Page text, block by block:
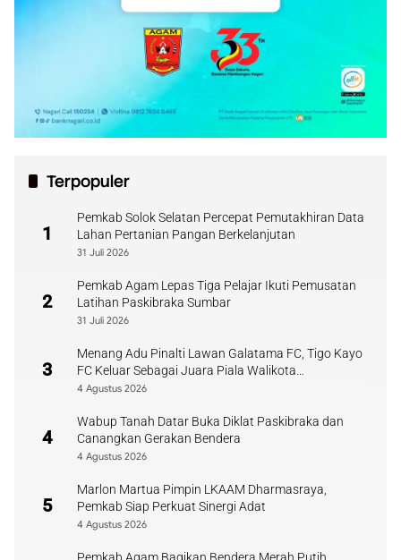
Terpopuler
1
Pemkab Solok Selatan Percepat Pemutakhiran Data
Lahan Pertanian Pangan Berkelanjutan
31 Juli 2026
2
Pemkab Agam Lepas Tiga Pelajar Ikuti Pemusatan
Latihan Paskibraka Sumbar
31 Juli 2026
3
Menang Adu Pinalti Lawan Galatama FC, Tigo Kayo
FC Keluar Sebagai Juara Piala Walikota
Payakumbuh
4 Agustus 2026
4
Wabup Tanah Datar Buka Diklat Paskibraka dan
Canangkan Gerakan Bendera
4 Agustus 2026
5
Marlon Martua Pimpin LKAAM Dharmasraya,
Pemkab Siap Perkuat Sinergi Adat
4 Agustus 2026